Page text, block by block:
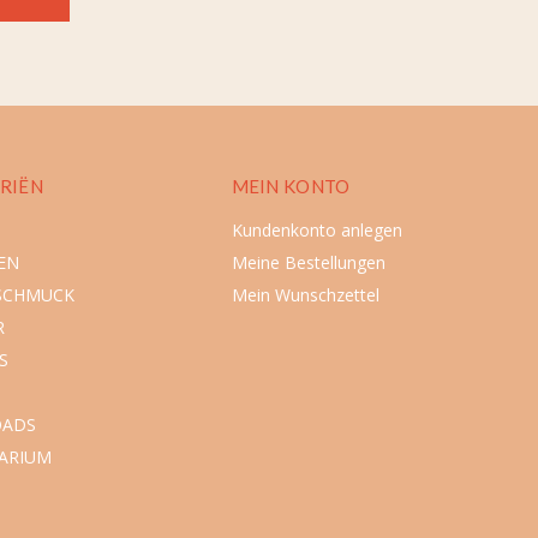
MEIN KONTO
Kundenkonto anlegen
Meine Bestellungen
Mein Wunschzettel